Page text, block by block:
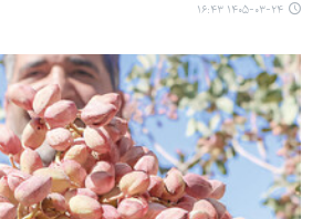
۱۴۰۵-۰۳-۲۴ ۱۶:۴۳